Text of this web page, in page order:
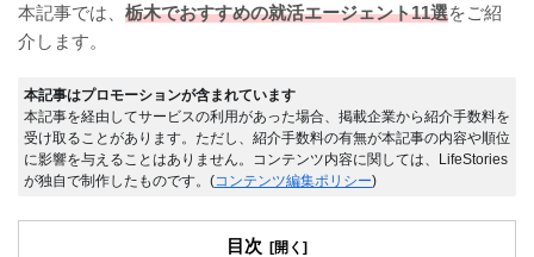
本記事では、 栃木でおすすめの就活エージェント11選をご紹
介します。
本記事はプロモーションが含まれています
本記事を経由してサービスの利用があった場合、掲載企業から紹介手数料を
受け取ることがあります。ただし、紹介手数料の有無が本記事の内容や順位
に影響を与えることはありません。コンテンツ内容に関しては、LifeStories
が独自で制作したものです。(コンテンツ編集ポリシー)
目次